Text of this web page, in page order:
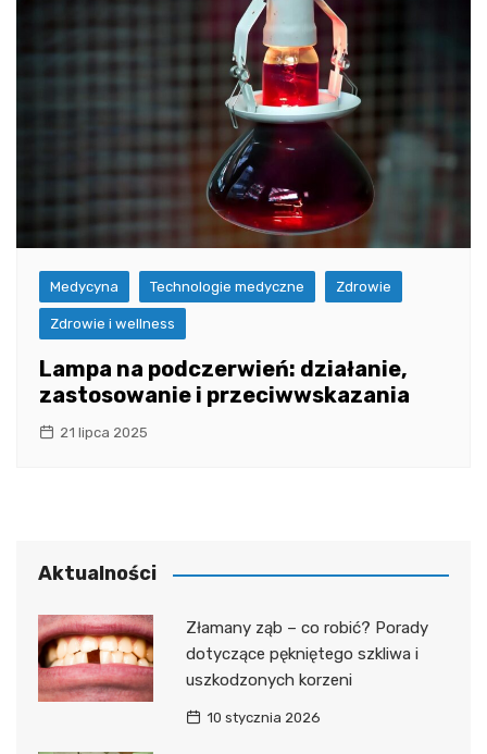
Medycyna Technologie medyczne Zdrowie
Zdrowie i wellness
Lampa na podczerwień: działanie,
zastosowanie i przeciwwskazania
21 lipca 2025
Aktualności
Złamany ząb – co robić? Porady
dotyczące pękniętego szkliwa i
uszkodzonych korzeni
10 stycznia 2026